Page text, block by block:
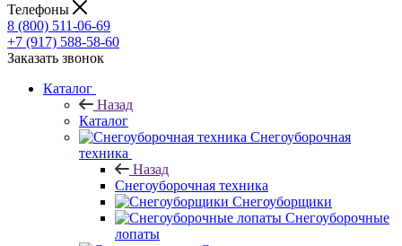
Телефоны
8 (800) 511-06-69
+7 (917) 588-58-60
Заказать звонок
Каталог
Назад
Каталог
Снегоуборочная
техника
Назад
Снегоуборочная техника
Снегоуборщики
Снегоуборочные
лопаты